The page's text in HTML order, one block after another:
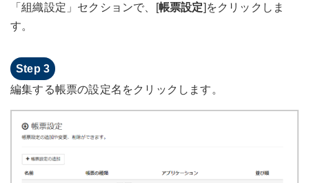
「組織設定」セクションで、[帳票設定]をクリックしま
す。
編集する帳票の設定名をクリックします。